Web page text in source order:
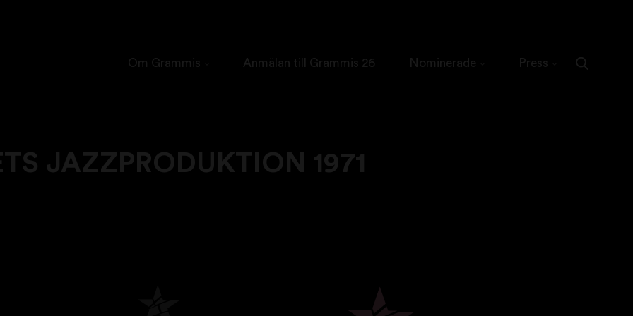
Om Grammis Anmälan till Grammis 26 Nominerade Press
JAZZPRODUKTION 1971